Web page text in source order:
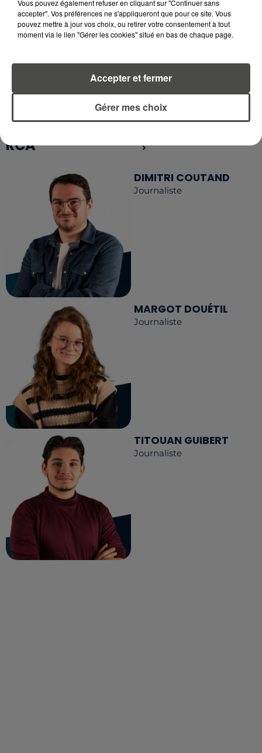
RETROUVEZ TOUTE L'ACTU DE LA RÉGION ET
RECEVEZ LES ALERTES INFOS DE LA RÉDACTION
RCA
DIMITRI COUTAND
Journaliste
MARGOT DOUÉTIL
Journaliste
TITOUAN GUIBERT
Journaliste
Vous pouvez également refuser en cliquant sur "Continuer sans
accepter". Vos préférences ne s'appliqueront que pour ce site. Vous
pouvez mettre à jour vos choix, ou retirer votre consentement à tout
moment via le lien "Gérer les cookies" situé en bas de chaque page.
Gérer mes choix
Accepter et fermer